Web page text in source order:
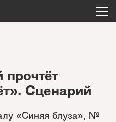
Сценарий
«Синяя блуза», №